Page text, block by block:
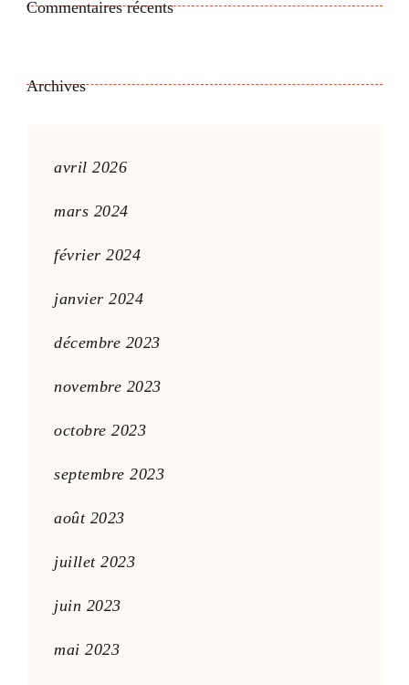
Commentaires récents
Archives
avril 2026
mars 2024
février 2024
janvier 2024
décembre 2023
novembre 2023
octobre 2023
septembre 2023
août 2023
juillet 2023
juin 2023
mai 2023